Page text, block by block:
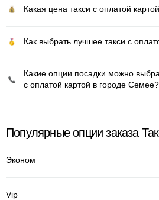
Какая цена такси с оплатой
Как выбрать лучшее такси с
Какие опции посадки можно
с оплатой картой в городе Семее?
Популярные опции заказа
Эконом
Vip